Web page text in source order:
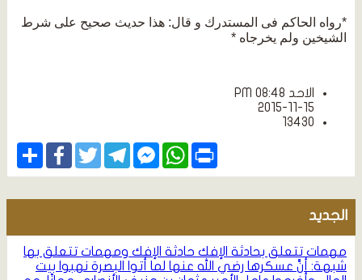
*رواه الحاكم فى المستدرك و قال: هذا حديث صحيح على شرط
الشيخين ولم يخرجاه *
الاحد PM 08:48
2015-11-15
13430
Share
FacebookTwitterTelegramFacebook
Messenger
WhatsApp Print
الجديد
مهمات تتعلق بحادثة الإفك حادثة الإفك ومهمات تتعلق بها
شبهة: أنَّ عسكرها رضي الله عنها لما أتوا البصرة نهبوا بيت